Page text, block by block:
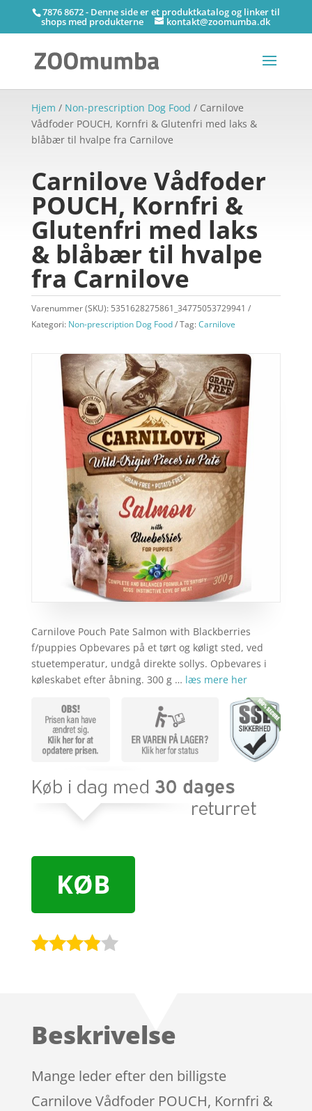
7876 8672 - Denne side er et produktkatalog og linker til
shops med produkterne kontakt@zoomumba.dk
Hjem / Non-prescription Dog Food / Carnilove
Vådfoder POUCH, Kornfri & Glutenfri med laks &
blåbær til hvalpe fra Carnilove
Carnilove Vådfoder
POUCH, Kornfri &
Glutenfri med laks
& blåbær til hvalpe
fra Carnilove
Varenummer (SKU): 5351628275861_34775053729941
Kategori: Non-prescription Dog Food Tag:Carnilove
Carnilove Pouch Pate Salmon with Blackberries
f/puppies Opbevares på et tørt og køligt sted, ved
stuetemperatur, undgå direkte sollys. Opbevares i
køleskabet efter åbning. 300 g … læs mere her
KØB
på
ømmels
er
Beskrivelse
Mange leder efter den billigste
Carnilove Vådfoder POUCH, Kornfri &